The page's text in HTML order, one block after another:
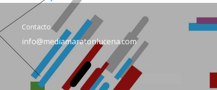
Contacto
info@mediamaratonlucena.com